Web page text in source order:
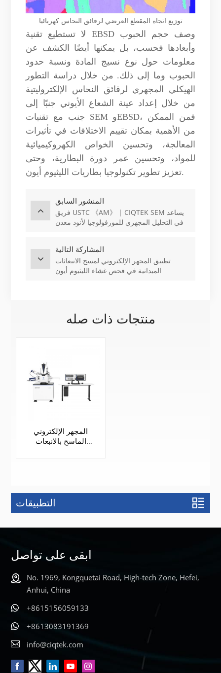
توزيع اتجاه المقطع العرضي لرقائق النحاس كهربائيا
لا تستطيع تقنية EBSD وصف حجم الحبوب
وأبعادها فحسب، بل يمكنها أيضًا الكشف عن
معلومات حول نوع نسيج المادة ونسبة حدود
الحبوب وما إلى ذلك. من خلال دراسة التطور
الهيكلي المجهري لرقائق النحاس الإلكتروليتية
من خلال إعداد عينة الشعاع الأيوني جنبًا إلى
جنب مع تقنيات SEM وEBSD، فمن الممكن
من الأهمية بمكان تقييم الاختلافات في تأثيرات
المعالجة، وتحسين الخواص الكهروكيميائية
للمواد، وتحسين عمر دورة البطارية، وحتى
تعزيز تطوير تكنولوجيا بطاريات الليثيوم أيون.
المنشور السابق
فريق USTC 《AM》 | CIQTEK SEM يساعد
في التحليل المجهري للمورفولوجيا لأنود معدن
المشاركة التالية
تطبيق المجهر الإلكتروني لمسح الانبعاثات
الميدانية في فحص غشاء الليثيوم أيون
منتجات ذات صله
المجهر الإلكتروني
الماسح بالانبعاث
التطبيقات
ابقى على تواصل
No. 1969, Kongquetai Road, High-tech Zone, Hefei,
Anhui, China
+8615156059133
+8613083191369
info@ciqtek.com